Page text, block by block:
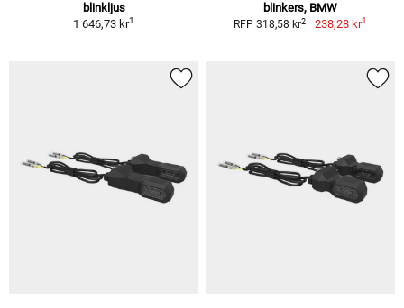
blinkljus
1 646,73 kr1
blinkers, BMW
RFP 318,58 kr2 238,28 kr1